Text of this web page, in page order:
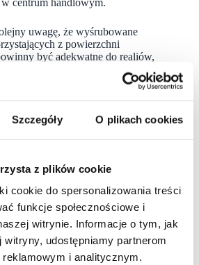
Szczegóły O plikach cookies
z plików cookie
cookie do spersonalizowania treści
funkcje społecznościowe i
witrynie. Informacje o tym, jak
udostępniamy partnerom
reklamowym i analitycznym.
centrum handlowym.
uwagę, że wyśrubowane
z powierzchni
być adekwatne do realiów,
Temat negocjacji i regulacji
jest teraz palący dla
głęboko zagrożonego
zwolnieniami.
co dzieje się po otwarciu centrów
optymistyczni, ale sytuacja
nie są otwarte kompletnie –
i rozrywkowej odbiegają
przyzwyczailiśmy się
Potrzebujemy czasu,
straty a czynsze stanowią
się pogodzić w takim
Zarząd ZPPHiU.